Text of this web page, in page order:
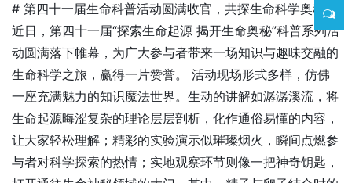
# 第四十一届生命科普活动圆满收官，共探生命科学奥秘
近日，第四十一届“探索生命起源 揭开生命奥秘”科普系列活
动圆满落下帷幕，为广大参与者带来一场知识与趣味交融的
生命科学之旅，赢得一片赞誉。 活动现场形式多样，仿佛
一座充满魅力的知识魔法世界。生动的讲解如潺潺溪流，将
生命起源晦涩复杂的理论层层剖析，化作通俗易懂的内容，
让大家轻松理解；精彩的实验演示似璀璨烟火，瞬间点燃参
与者对科学探索的热情；实地观察环节则像一把神奇钥匙，